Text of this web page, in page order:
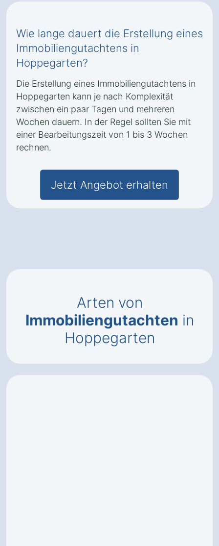
Wie lange dauert die Erstellung eines
Immobiliengutachtens in
Hoppegarten?
Die Erstellung eines Immobiliengutachtens in
Hoppegarten kann je nach Komplexität
zwischen ein paar Tagen und mehreren
Wochen dauern. In der Regel sollten Sie mit
einer Bearbeitungszeit von 1 bis 3 Wochen
rechnen.
Jetzt Angebot erhalten
Arten von
Immobiliengutachten in
Hoppegarten